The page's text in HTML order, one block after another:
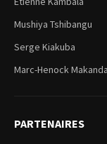
Mushiya Tshibangu
Serge Kiakuba
Marc-Henock Makanda
PARTENAIRES